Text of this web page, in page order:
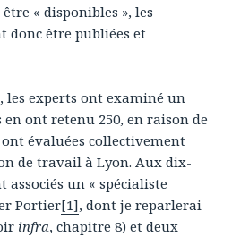
« disponibles », les
donc être publiées et
les experts ont examiné un
en ont retenu 250, en raison de
évaluées collectivement
de travail à Lyon. Aux dix-
associés un « spécialiste
Portier[1], dont je reparlerai
infra, chapitre 8) et deux